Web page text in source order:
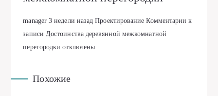
manager3 недели назад Проектирование Комментариик
записи Достоинства деревянной межкомнатной
перегородки отключены
Похожие